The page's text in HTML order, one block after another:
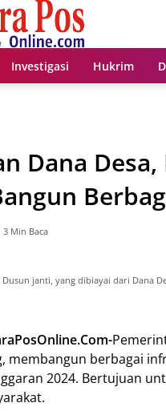
Investigasi Hukrim
Dana
3 Min Baca
janti, yang dibiayai dari Dana
membangun berbagai
2024. Bertujuan